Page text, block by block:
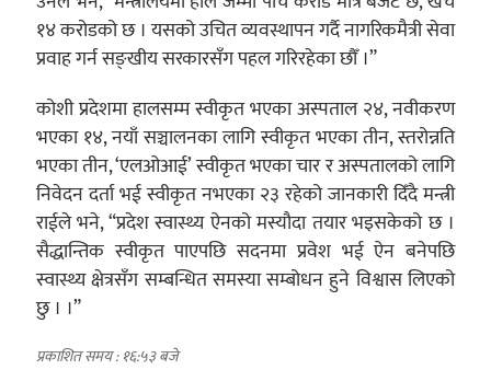
१४ करोडको छ । यसको उचित व्यवस्थापन गर्दै नागरिकमैत्री सेवा
प्रवाह गर्न सङ्खीय सरकारसँग पहल गरिरहेका छौँ ।”
कोशी प्रदेशमा हालसम्म स्वीकृत भएका अस्पताल २४, नवीकरण
भएका १४, नयाँ सञ्चालनका लागि स्वीकृत भएका तीन, स्तरोन्नति
भएका तीन, ‘एलओआई’ स्वीकृत भएका चार र अस्पतालको लागि
निवेदन दर्ता भई स्वीकृत नभएका २३ रहेको जानकारी दिँदै मन्त्री
राईले भने, “प्रदेश स्वास्थ्य ऐनको मस्यौदा तयार भइसकेको छ ।
सैद्धान्तिक स्वीकृत पाएपछि सदनमा प्रवेश भई ऐन बनेपछि
स्वास्थ्य क्षेत्रसँग सम्बन्धित समस्या सम्बोधन हुने विश्वास लिएको
छु । ।”
प्रकाशित समय : १६:५३ बजे